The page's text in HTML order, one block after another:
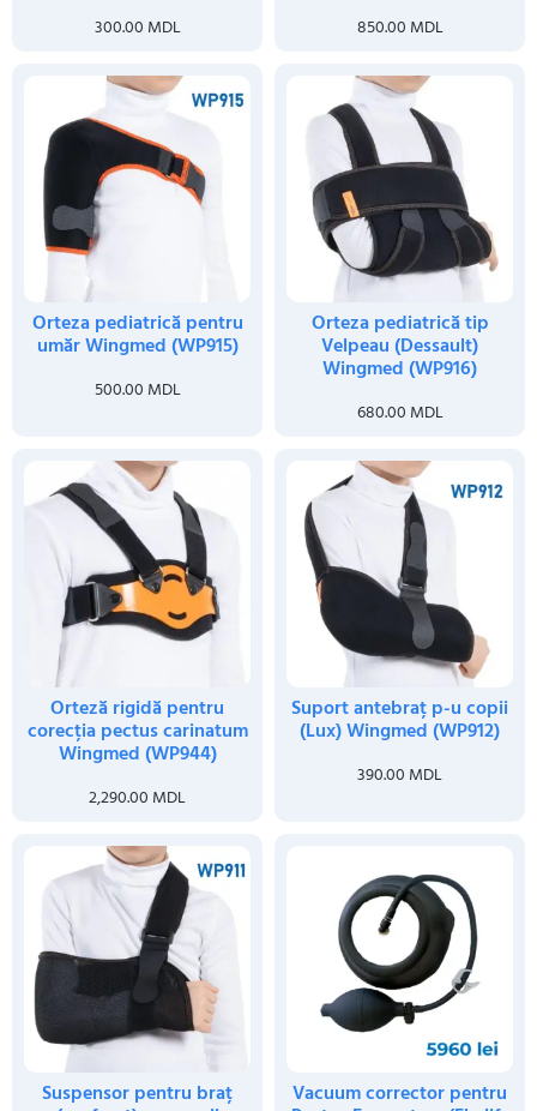
300.00 MDL 850.00 MDL
Orteza pediatrică pentru
umăr Wingmed (WP915)
500.00 MDL
Orteza pediatrică tip
Velpeau (Dessault)
Wingmed (WP916)
680.00 MDL
Orteză rigidă pentru
corecția pectus carinatum
Wingmed (WP944)
2,290.00 MDL
Suport antebraț p-u copii
(Lux) Wingmed (WP912)
390.00 MDL
Suspensor pentru braț Vacuum corrector pentru